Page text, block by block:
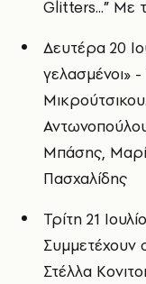
Glitters...” Με
Δευτέρα 20
γελασμένοι»
Μπάσης,
Πασχαλίδης
Τρίτη 21
Συμμετέχουν
Στέλλα